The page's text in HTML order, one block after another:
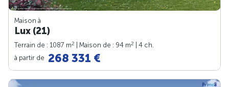
Maison à
Lux (21)
Terrain de : 1087 m2 | Maison de : 94 m2
| 4 ch.
à partir de 268 331 €